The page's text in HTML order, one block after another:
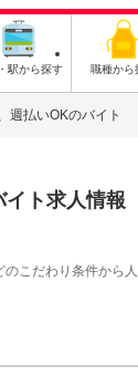
駅から探す 職種から
週払いOKのバイト
ト求人情報
こだわり条件から